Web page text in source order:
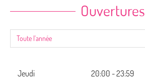
Ouvertures
Jeudi 20:00 - 23:59